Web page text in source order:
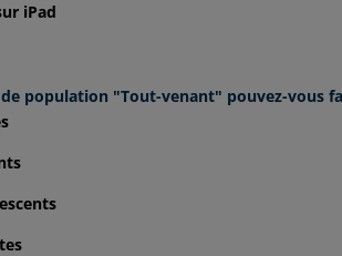
iPad
population "Tout-venant" pouvez-vous